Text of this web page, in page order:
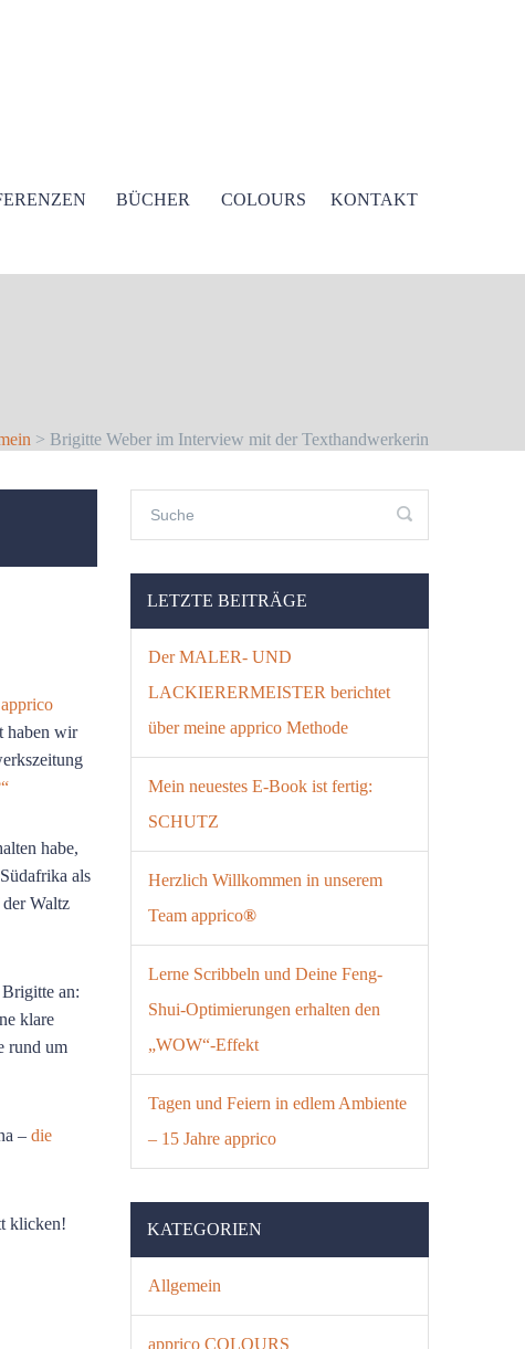
BÜCHER COLOURS KONTAKT
> Brigitte Weber im Interview mit der Texthandwerkerin
apprico
haben wir
habe,
als
Waltz
Brigitte an:
klare
rund um
– die
klicken!
LETZTE BEITRÄGE
Der MALER- UND
LACKIERERMEISTER berichtet
über meine apprico Methode
Mein neuestes E-Book ist fertig:
SCHUTZ
Herzlich Willkommen in unserem
Team apprico®
Lerne Scribbeln und Deine Feng-
Shui-Optimierungen erhalten den
„WOW“-Effekt
Tagen und Feiern in edlem Ambiente
– 15 Jahre apprico
KATEGORIEN
Allgemein
apprico COLOURS